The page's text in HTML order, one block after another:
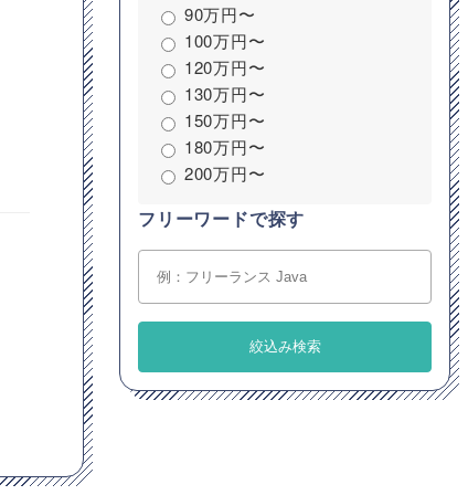
90万円〜
100万円〜
120万円〜
130万円〜
150万円〜
180万円〜
200万円〜
フリーワードで探す